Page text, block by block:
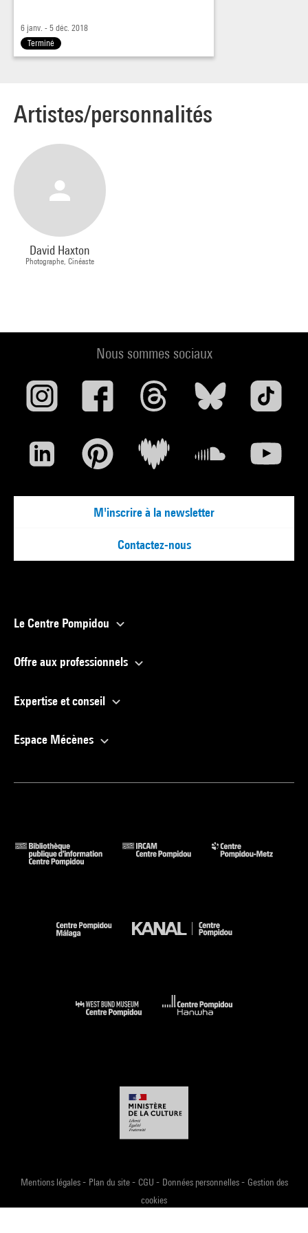
Séance en présence de David Haxton.
6 janv. - 5 déc. 2018
Terminé
Artistes/personnalités
David Haxton
Photographe, Cinéaste
Nous sommes sociaux
M'inscrire à la newsletter
Contactez-nous
Le Centre Pompidou
Offre aux professionnels
Expertise et conseil
Espace Mécènes
Mentions légales- Plan du site- CGU - Données personnelles- Gestion des
cookies